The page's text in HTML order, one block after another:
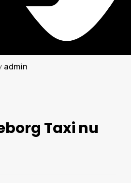
admin
Taxi nu